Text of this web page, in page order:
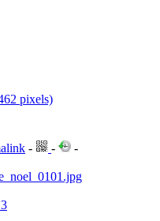
pixels)
- -
-